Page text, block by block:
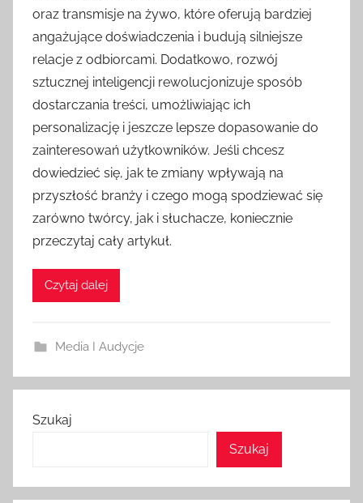
oraz transmisje na żywo, które oferują bardziej
angażujące doświadczenia i budują silniejsze
relacje z odbiorcami. Dodatkowo, rozwój
sztucznej inteligencji rewolucjonizuje sposób
dostarczania treści, umożliwiając ich
personalizację i jeszcze lepsze dopasowanie do
zainteresowań użytkowników. Jeśli chcesz
dowiedzieć się, jak te zmiany wpływają na
przyszłość branży i czego mogą spodziewać się
zarówno twórcy, jak i słuchacze, koniecznie
przeczytaj cały artykuł.
Czytaj dalej
Media I Audycje
Szukaj
Szukaj